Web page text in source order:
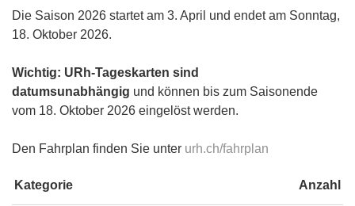
Die Saison 2026 startet am 3. April und endet am Sonntag,
18. Oktober 2026.
Wichtig: URh-Tageskarten sind
datumsunabhängig und können bis zum Saisonende
vom 18. Oktober 2026 eingelöst werden.
Den Fahrplan finden Sie unter urh.ch/fahrplan
Kategorie Anzahl